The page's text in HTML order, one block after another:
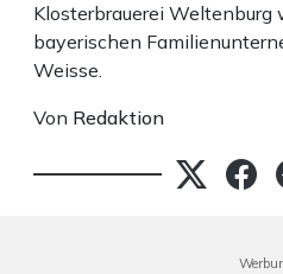
Klosterbrauerei Weltenburg
bayerischen
Weisse.
Von Redaktion